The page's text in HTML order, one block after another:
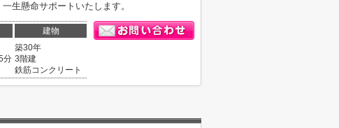
生懸命サポートいたします。
建物
分
築30年
3階建
鉄筋コンクリート